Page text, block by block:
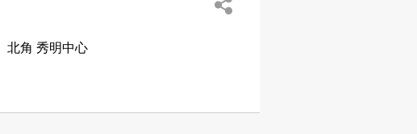
北角 秀明中心